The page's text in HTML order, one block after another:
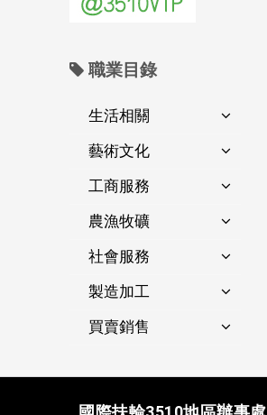
職業目錄
生活相關
藝術文化
工商服務
農漁牧礦
社會服務
製造加工
買賣銷售